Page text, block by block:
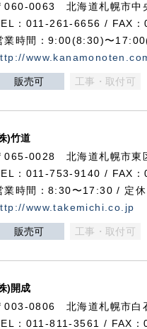
060-0063 北海道札幌市中
：011-261-6656 / FAX
業時間：9:00(8:30)〜
販売可 工事・取付可
)竹道
065-0028 北海道札幌市東
：011-753-9140 / FAX
業時間：8:30〜17:30 / 定休
www.takemichi.co.jp
販売可 工事・取付可
)開成
003-0806 北海道札幌市白
：011-811-3561 / FAX